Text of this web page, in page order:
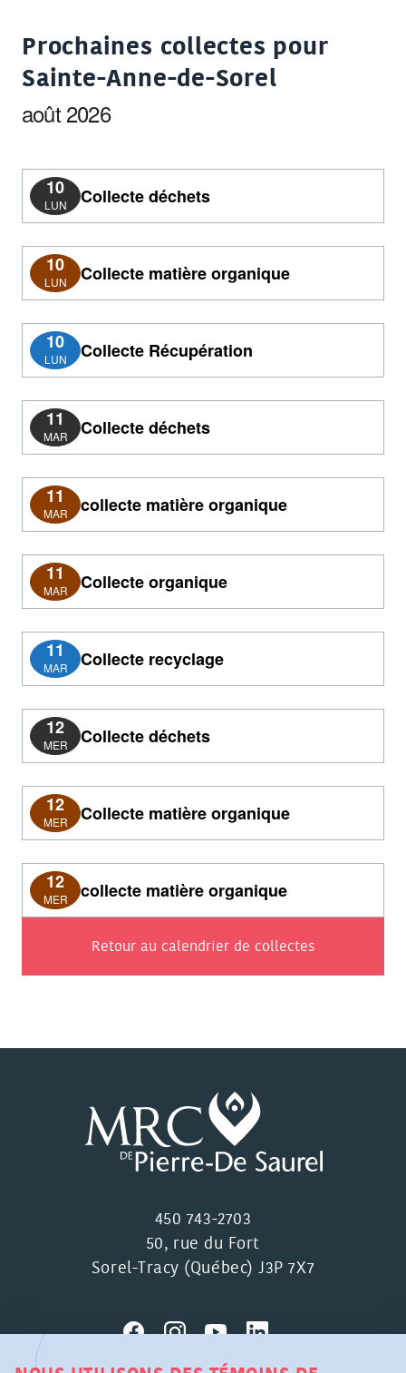
Prochaines collectes pour
Sainte-Anne-de-Sorel
août 2026
10
LUN Collecte déchets
10
LUN Collecte matière organique
10
LUN Collecte Récupération
11
MAR Collecte déchets
11
MAR collecte matière organique
11
MAR Collecte organique
11
MAR Collecte recyclage
12
MER Collecte déchets
12
MER Collecte matière organique
12
MER collecte matière organique
Retour au calendrier de collectes
450 743-2703
50, rue du Fort
Sorel-Tracy (Québec) J3P 7X7